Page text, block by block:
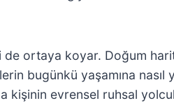
ortaya koyar. Doğum
bugünkü yaşamına nasıl
kişinin evrensel ruhsal